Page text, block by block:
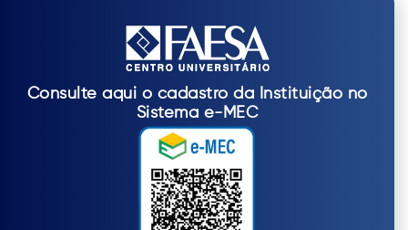
Consulte aqui o cadastro da Instituição no
Sistema e-MEC